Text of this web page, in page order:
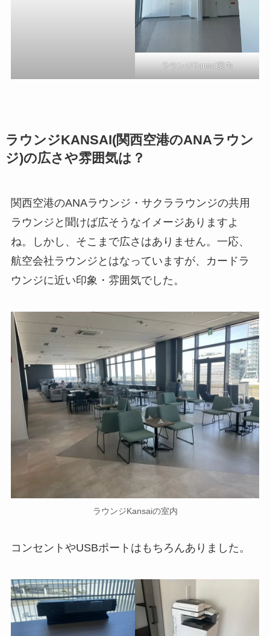
ラウンジKansai案内
ラウンジKANSAI(関西空港のANAラウン
ジ)の広さや雰囲気は？
関西空港のANAラウンジ・サクララウンジの共用
ラウンジと聞けば広そうなイメージありますよ
ね。しかし、そこまで広さはありません。一応、
航空会社ラウンジとはなっていますが、
カードラ
ウンジに近い印象・雰囲気でした。
ラウンジKansaiの室内
コンセントやUSBポートはもちろんありました。